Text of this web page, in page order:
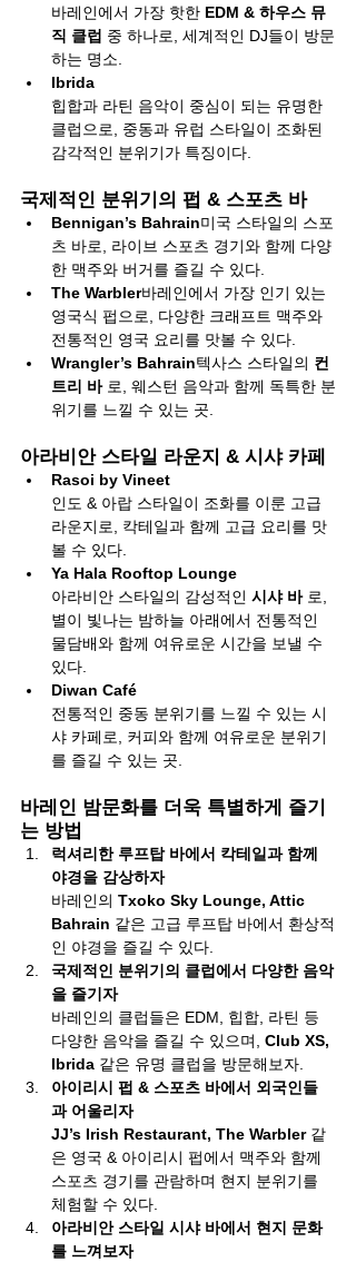
바레인에서 가장 핫한 EDM & 하우스 뮤
직 클럽 중 하나로, 세계적인 DJ들이 방문
하는 명소.
Ibrida
힙합과 라틴 음악이 중심이 되는 유명한
클럽으로, 중동과 유럽 스타일이 조화된
감각적인 분위기가 특징이다.
국제적인 분위기의 펍 & 스포츠 바
Bennigan’s Bahrain미국 스타일의 스포
츠 바로, 라이브 스포츠 경기와 함께 다양
한 맥주와 버거를 즐길 수 있다.
The Warbler바레인에서 가장 인기 있는
영국식 펍으로, 다양한 크래프트 맥주와
전통적인 영국 요리를 맛볼 수 있다.
Wrangler’s Bahrain텍사스 스타일의 컨
트리 바 로, 웨스턴 음악과 함께 독특한 분
위기를 느낄 수 있는 곳.
아라비안 스타일 라운지 & 시샤 카페
Rasoi by Vineet
인도 & 아랍 스타일이 조화를 이룬 고급
라운지로, 칵테일과 함께 고급 요리를 맛
볼 수 있다.
Ya Hala Rooftop Lounge
아라비안 스타일의 감성적인 시샤 바 로,
별이 빛나는 밤하늘 아래에서 전통적인
물담배와 함께 여유로운 시간을 보낼 수
있다.
Diwan Café
전통적인 중동 분위기를 느낄 수 있는 시
샤 카페로, 커피와 함께 여유로운 분위기
를 즐길 수 있는 곳.
바레인 밤문화를 더욱 특별하게 즐기
는 방법
럭셔리한 루프탑 바에서 칵테일과 함께
야경을 감상하자
바레인의 Txoko Sky Lounge, Attic
Bahrain 같은 고급 루프탑 바에서 환상적
인 야경을 즐길 수 있다.
국제적인 분위기의 클럽에서 다양한 음악
을 즐기자
바레인의 클럽들은 EDM, 힙합, 라틴 등
다양한 음악을 즐길 수 있으며, Club XS,
Ibrida 같은 유명 클럽을 방문해보자.
아이리시 펍 & 스포츠 바에서 외국인들
과 어울리자
JJ’s Irish Restaurant, The Warbler 같
은 영국 & 아이리시 펍에서 맥주와 함께
스포츠 경기를 관람하며 현지 분위기를
체험할 수 있다.
아라비안 스타일 시샤 바에서 현지 문화
를 느껴보자